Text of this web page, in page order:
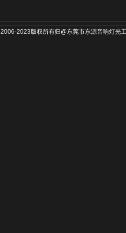
2006-2023版权所有归@东莞市东源音响灯光